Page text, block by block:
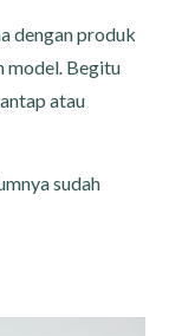
dengan produk
model Begitu
atau
sudah